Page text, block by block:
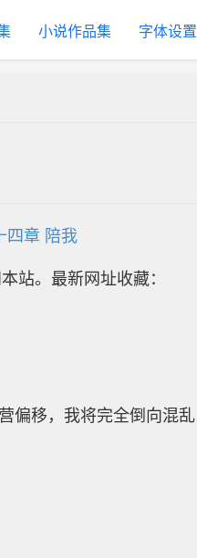
小说作品集 字体设置
四章 陪我
站。最新网址收藏：
偏移，我将完全倒向混乱